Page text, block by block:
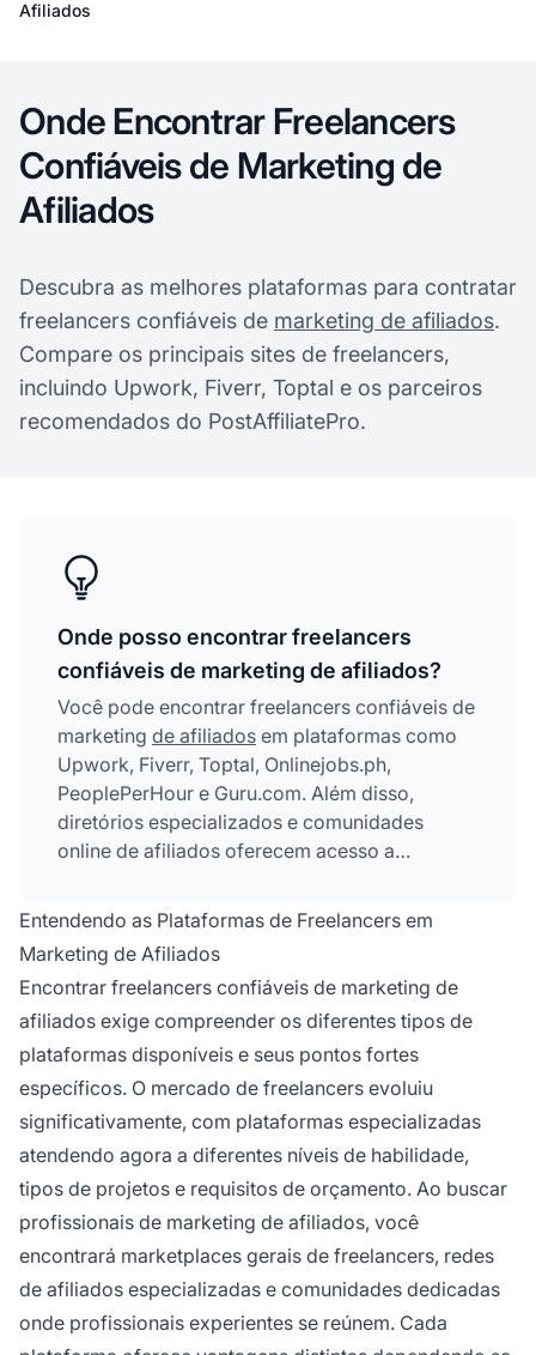
Afiliados
Onde Encontrar Freelancers
Confiáveis de Marketing de
Afiliados
Descubra as melhores plataformas para contratar
freelancers confiáveis de marketing de afiliados.
Compare os principais sites de freelancers,
incluindo Upwork, Fiverr, Toptal e os parceiros
recomendados do PostAffiliatePro.
Onde posso encontrar freelancers
confiáveis de marketing de afiliados?
Você pode encontrar freelancers confiáveis de
marketing de afiliados em plataformas como
Upwork, Fiverr, Toptal, Onlinejobs.ph,
PeoplePerHour e Guru.com. Além disso,
diretórios especializados e comunidades
online de afiliados oferecem acesso a
comprovado em marketing de afiliados.
Entendendo as Plataformas de Freelancers em
Marketing de Afiliados
Encontrar freelancers confiáveis de marketing de
afiliados exige compreender os diferentes tipos de
plataformas disponíveis e seus pontos fortes
específicos. O mercado de freelancers evoluiu
significativamente, com plataformas especializadas
atendendo agora a diferentes níveis de habilidade,
tipos de projetos e requisitos de orçamento. Ao buscar
profissionais de marketing de afiliados, você
encontrará marketplaces gerais de freelancers, redes
de afiliados especializadas e comunidades dedicadas
onde profissionais experientes se reúnem. Cada